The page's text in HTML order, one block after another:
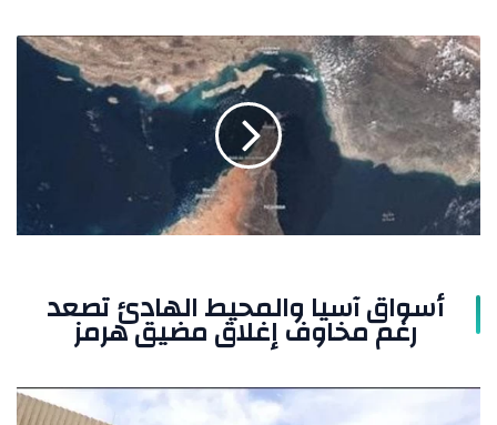
أسواق
آسيا
والمحيط
الهادئ
تصعد
رغم
مخاوف
إغلاق
مضيق
أسواق آسيا والمحيط الهادئ تصعد
رغم مخاوف إغلاق مضيق هرمز